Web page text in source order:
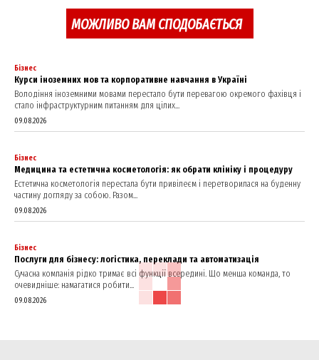
МОЖЛИВО ВАМ СПОДОБАЄТЬСЯ
Бізнес
Курси іноземних мов та корпоративне навчання в Україні
Володіння іноземними мовами перестало бути перевагою окремого фахівця і
стало інфраструктурним питанням для цілих...
09.08.2026
Бізнес
Медицина та естетична косметологія: як обрати клініку і процедуру
Естетична косметологія перестала бути привілеєм і перетворилася на буденну
частину догляду за собою. Разом...
09.08.2026
Бізнес
Послуги для бізнесу: логістика, переклади та автоматизація
Сучасна компанія рідко тримає всі функції всередині. Що менша команда, то
очевидніше: намагатися робити...
09.08.2026